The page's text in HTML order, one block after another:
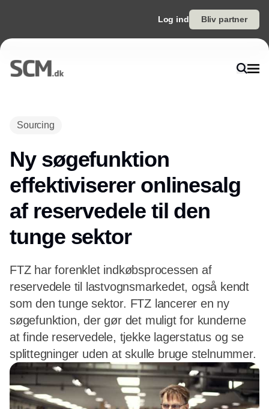
Log ind Bliv partner
Sourcing
Ny søgefunktion
effektiviserer onlinesalg
af reservedele til den
tunge sektor
FTZ har forenklet indkøbsprocessen af
reservedele til lastvognsmarkedet, også kendt
som den tunge sektor. FTZ lancerer en ny
søgefunktion, der gør det muligt for kunderne
at finde reservedele, tjekke lagerstatus og se
splittegninger uden at skulle bruge stelnummer.